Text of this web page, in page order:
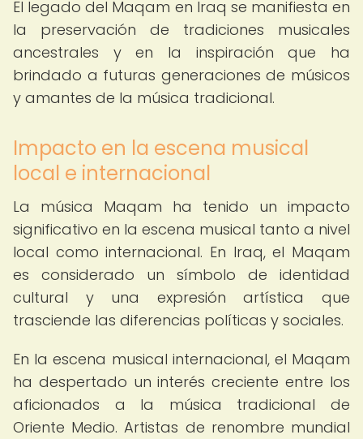
El legado del Maqam en Iraq se manifiesta en
la preservación de tradiciones musicales
ancestrales y en la inspiración que ha
brindado a futuras generaciones de músicos
y amantes de la música tradicional.
Impacto en la escena musical
local e internacional
La música Maqam ha tenido un impacto
significativo en la escena musical tanto a nivel
local como internacional. En Iraq, el Maqam
es considerado un símbolo de identidad
cultural y una expresión artística que
trasciende las diferencias políticas y sociales.
En la escena musical internacional, el Maqam
ha despertado un interés creciente entre los
aficionados a la música tradicional de
Oriente Medio. Artistas de renombre mundial